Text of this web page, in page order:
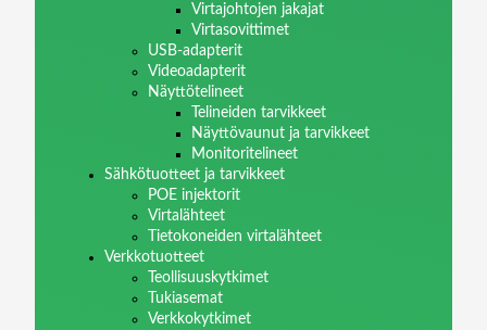
Virtajohtojen jakajat
Virtasovittimet
USB-adapterit
Videoadapterit
Näyttötelineet
Telineiden tarvikkeet
Näyttövaunut ja tarvikkeet
Monitoritelineet
Sähkötuotteet ja tarvikkeet
POE injektorit
Virtalähteet
Tietokoneiden virtalähteet
Verkkotuotteet
Teollisuuskytkimet
Tukiasemat
Verkkokytkimet